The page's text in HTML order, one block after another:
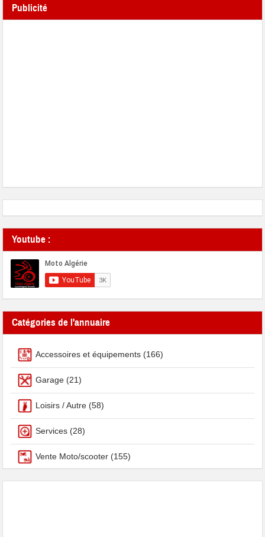
Publicité
Youtube :
Catégories de l'annuaire
Accessoires et équipements (166)
Garage (21)
Loisirs / Autre (58)
Services (28)
Vente Moto/scooter (155)